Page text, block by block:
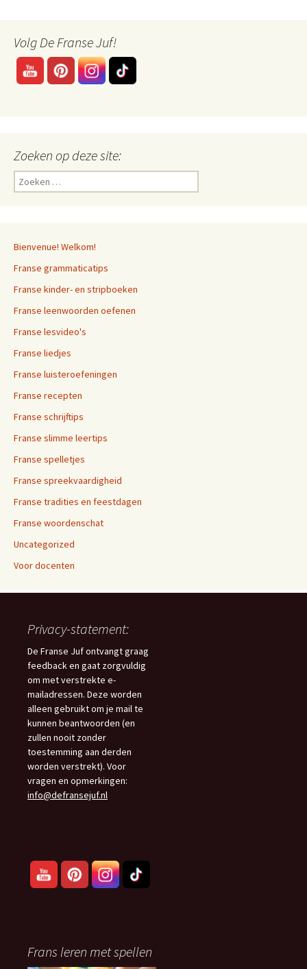
Volg De Franse Juf!
Zoeken op deze site:
Zoeken
naar:
Bienvenue! Welkom!
Franse grammaticatips
Franse kinder- en stripboeken
Franse leenwoorden oefenen
Franse lesvideo's
Franse liedjes
Franse luisteroefeningen
Franse recepten
Franse schrijftips
Franse slimme leertips
Franse spelletjes
Franse spreekvaardigheid
Franse tradities en feestdagen
Franse woordenschat
Uncategorized
Voor docenten
Privacy-statement:
De Franse Juf ontvangt graag
feedback en gaat zorgvuldig
om met verstrekte e-
mailadressen. Deze worden
alleen gebruikt om je mail te
kunnen beantwoorden (en
zullen nooit zonder
toestemming aan derden
worden verstrekt). Voor
vragen en opmerkingen:
info@defransejuf.nl
Frans leren met spellen